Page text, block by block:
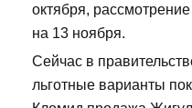
октября,
на 13 ноября.
Сейчас в
льготные варианты